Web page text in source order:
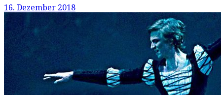
16. Dezember 2018